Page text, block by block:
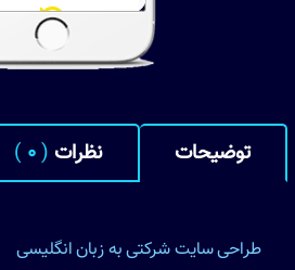
توضیحات نظرات (
0
)
طراحی سایت شرکتی به زبان انگلیسی